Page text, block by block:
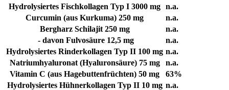
Hydrolysiertes Fischkollagen Typ I 3000 mg n.a.
Curcumin (aus Kurkuma) 250 mg
n.a.
Bergharz Schilajit250 mg
n.a.
- davon Fulvosäure12,5 mg
n.a.
Hydrolysiertes Rinderkollagen Typ II 100 mg n.a.
Natriumhyaluronat (Hyaluronsäure)75 mg
n.a.
Vitamin C (aus Hagebuttenfrüchten) 50 mg
63%
Hydrolysiertes Hühnerkollagen Typ II10 mg n.a.